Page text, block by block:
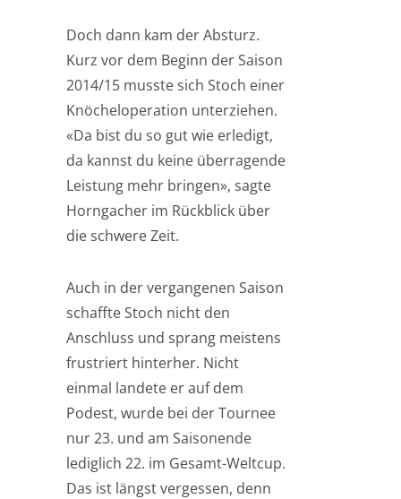
Doch dann kam der Absturz.
Kurz vor dem Beginn der Saison
2014/15 musste sich Stoch einer
Knöcheloperation unterziehen.
«Da bist du so gut wie erledigt,
da kannst du keine überragende
Leistung mehr bringen», sagte
Horngacher im Rückblick über
die schwere Zeit.
Auch in der vergangenen Saison
schaffte Stoch nicht den
Anschluss und sprang meistens
frustriert hinterher. Nicht
einmal landete er auf dem
Podest, wurde bei der Tournee
nur 23. und am Saisonende
lediglich 22. im Gesamt-Weltcup.
Das ist längst vergessen, denn